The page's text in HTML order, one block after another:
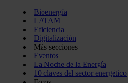
Bioenergía
LATAM
Eficiencia
Digitalización
Más secciones
Eventos
La Noche de la Energía
10 claves del sector energético